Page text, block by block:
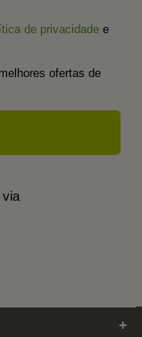
de privacidade e
ofertas de